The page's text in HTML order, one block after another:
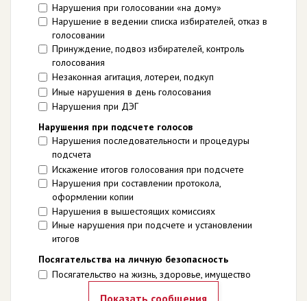
Нарушения при голосовании «на дому»
Нарушение в ведении списка избирателей, отказ в
голосовании
Принуждение, подвоз избирателей, контроль
голосования
Незаконная агитация, лотереи, подкуп
Иные нарушения в день голосования
Нарушения при ДЭГ
Нарушения при подсчете голосов
Нарушения последовательности и процедуры
подсчета
Искажение итогов голосования при подсчете
Нарушения при составлении протокола,
оформлении копии
Нарушения в вышестоящих комиссиях
Иные нарушения при подсчете и установлении
итогов
Посягательства на личную безопасность
Посягательство на жизнь, здоровье, имущество